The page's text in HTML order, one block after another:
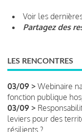
Voir les
Partagez des
LES RENCONTRES
03/09 > Webinaire
fonction publique
03/09 >
leviers pour des
résilients ?